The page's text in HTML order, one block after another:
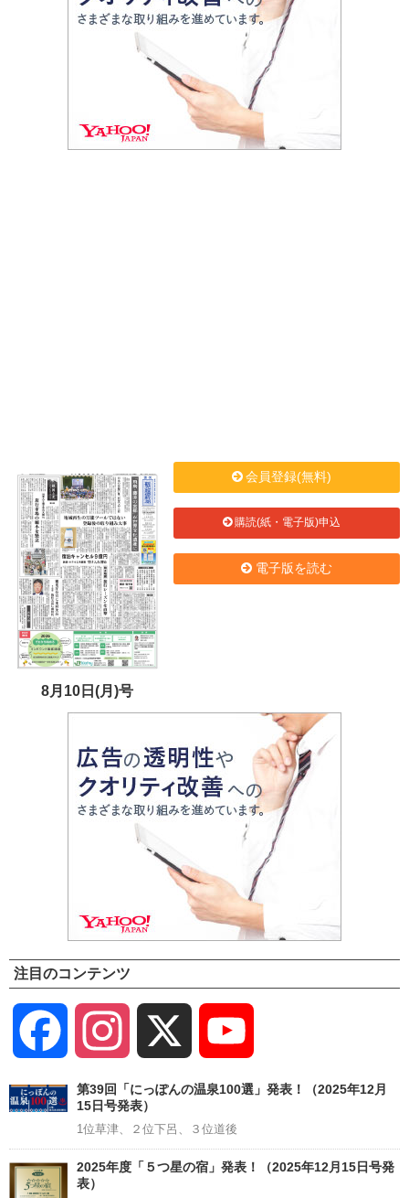
8月10日(月)号
会員登録(無料)
購読(紙・電子版)申込
電子版を読む
注目のコンテンツ
Facebook Instagram
Channel
第39回「にっぽんの温泉100選」発表！（2025年12月
15日号発表）
1位草津、２位下呂、３位道後
2025年度「５つ星の宿」発表！（2025年12月15日号発
表）